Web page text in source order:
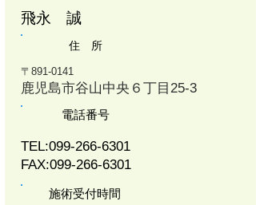
飛永 誠
住 所
〒891-0141
鹿児島市谷山中央６丁目25-3
電話番号
TEL:099-266-6301
FAX:099-266-6301
施術受付時間